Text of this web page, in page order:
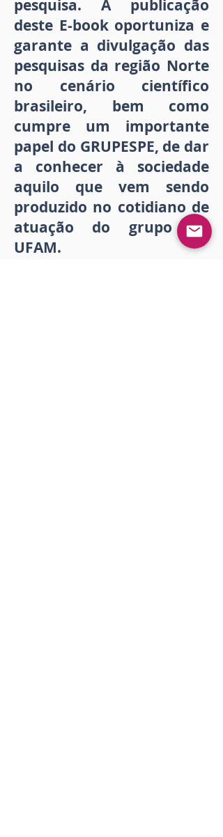
pesquisa. A publicação
deste E-book oportuniza e
garante a divulgação das
pesquisas da região Norte
no cenário científico
brasileiro, bem como
cumpre um importante
papel do GRUPESPE, de dar
a conhecer à sociedade
aquilo que vem sendo
produzido no cotidiano de
atuação do grupo na
UFAM.